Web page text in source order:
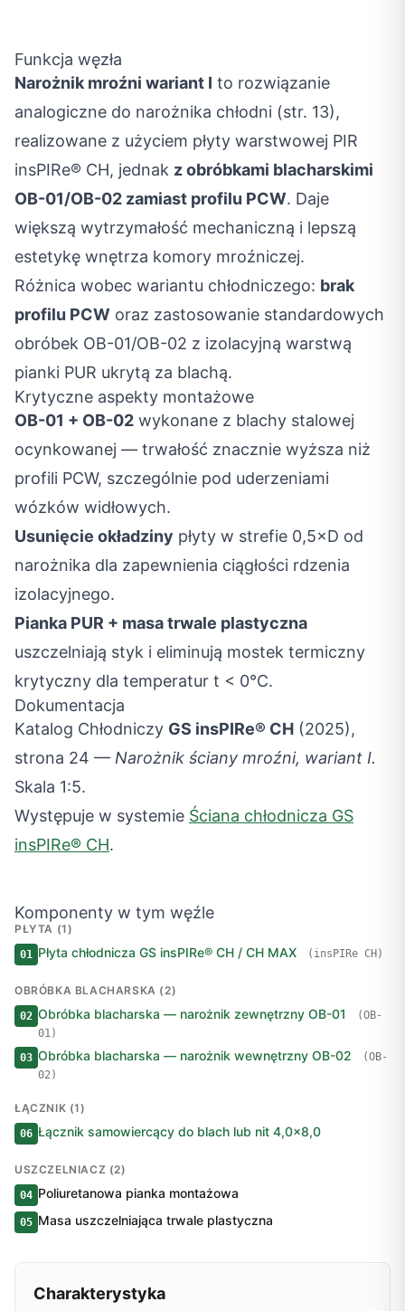
Funkcja węzła
Narożnik mroźni wariant I to rozwiązanie
analogiczne do narożnika chłodni (str. 13),
realizowane z użyciem płyty warstwowej PIR
insPIRe® CH, jednak z obróbkami blacharskimi
OB-01/OB-02 zamiast profilu PCW. Daje
większą wytrzymałość mechaniczną i lepszą
estetykę wnętrza komory mroźniczej.
Różnica wobec wariantu chłodniczego: brak
profilu PCW oraz zastosowanie standardowych
obróbek OB-01/OB-02 z izolacyjną warstwą
pianki PUR ukrytą za blachą.
Krytyczne aspekty montażowe
OB-01 + OB-02 wykonane z blachy stalowej
ocynkowanej — trwałość znacznie wyższa niż
profili PCW, szczególnie pod uderzeniami
wózków widłowych.
Usunięcie okładziny płyty w strefie 0,5×D od
narożnika dla zapewnienia ciągłości rdzenia
izolacyjnego.
Pianka PUR + masa trwale plastyczna
uszczelniają styk i eliminują mostek termiczny
krytyczny dla temperatur t < 0°C.
Dokumentacja
Katalog Chłodniczy GS insPIRe® CH (2025),
strona 24 — Narożnik ściany mroźni, wariant I.
Skala 1:5.
Występuje w systemie Ściana chłodnicza GS
insPIRe® CH.
Komponenty w tym węźle
PŁYTA (1)
01 Płyta chłodnicza GS insPIRe® CH / CH MAX (insPIRe CH)
OBRÓBKA BLACHARSKA (2)
02 Obróbka blacharska — narożnik zewnętrzny OB-01
(OB-
01)
03 Obróbka blacharska — narożnik wewnętrzny OB-02
(OB-
02)
ŁĄCZNIK (1)
06 Łącznik samowiercący do blach lub nit 4,0×8,0
USZCZELNIACZ (2)
04 Poliuretanowa pianka montażowa
05 Masa uszczelniająca trwale plastyczna
Charakterystyka